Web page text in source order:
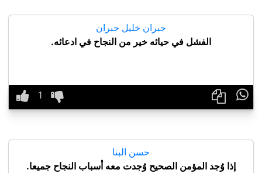
جبران خليل جبران
الفشل في حيائه خير من النجاح في ادعائه.

حسن البنا
إذا وُجد المؤمن الصحيح وُجدت معه أسباب النجاح جميعا.